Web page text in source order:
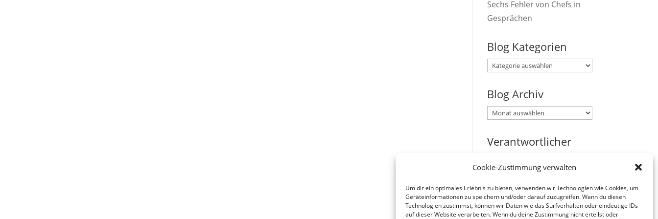
Cookie-Zustimmung verwalten
Um dir ein optimales Erlebnis zu bieten, verwenden wir Technologien wie Cookies, um
Geräteinformationen zu speichern und/oder darauf zuzugreifen. Wenn du diesen
Technologien zustimmst, können wir Daten wie das Surfverhalten oder eindeutige IDs
auf dieser Website verarbeiten. Wenn du deine Zustimmung nicht erteilst oder
Sechs Fehler von Chefs in
Gesprächen
Blog Kategorien
Blog
Blog Archiv
Blog
Verantwortlicher
Abs. 2 MStV:
Jürgen Zirbik, Eichenweg 53,
96149 Breitengüßbach